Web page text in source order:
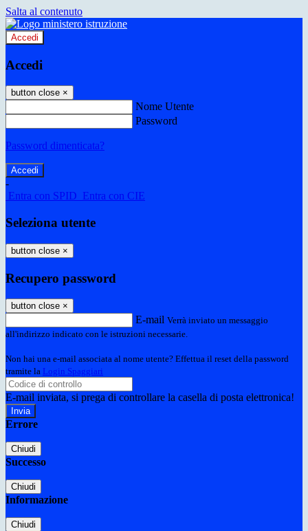
Salta al contenuto
Accedi
Accedi
button close ×
Nome Utente
Password
Password dimenticata?
-
Entra con SPID Entra con CIE
Seleziona utente
button close ×
Recupero password
button close ×
E-mail Verrà inviato un messaggio
all'indirizzo indicato con le istruzioni necessarie.
Non hai una e-mail associata al nome utente? Effettua il reset della password
tramite la Login Spaggiari
E-mail inviata, si prega di controllare la casella di posta elettronica!
Errore
Chiudi
Successo
Chiudi
Informazione
Chiudi